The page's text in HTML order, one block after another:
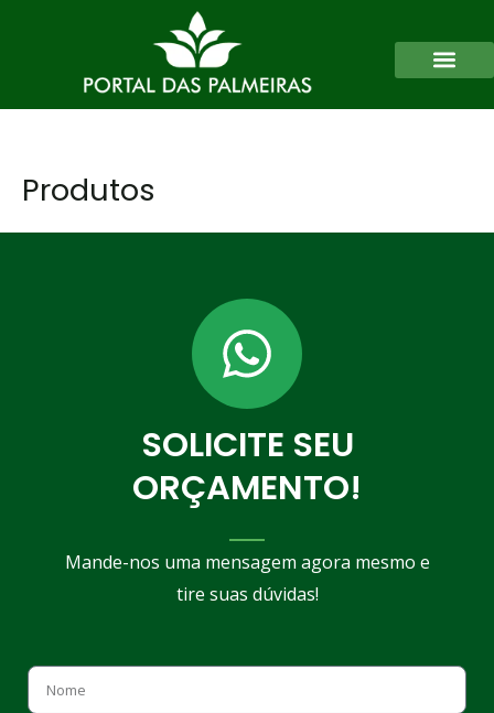
Produtos
SOLICITE SEU
ORÇAMENTO!
Mande-nos uma mensagem agora mesmo e
tire suas dúvidas!